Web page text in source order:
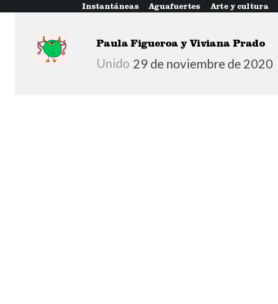
Instantáneas Aguafuertes Arte y cultura
Paula Figueroa y Viviana Prado
Unido 29 de noviembre de 2020